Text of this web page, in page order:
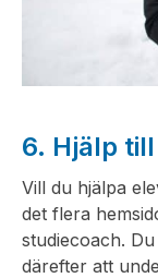
6. Hjälp
Vill du hjälpa
det flera
studiecoach.
därefter att